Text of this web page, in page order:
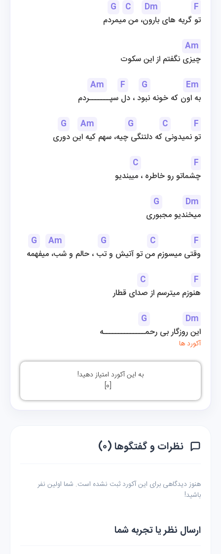
G
C Dm
F
تو گریه های بارون، من میمردم
Am
چیزی نگفتم از این سکوت
Am
F G
Em
به اون که خونه نبود ، دل سپـــــــردم
G
Am G C
F
تو نمیدونی که دلتنگی چیه، سهم کیه این دوری
C
F
چشماتو رو خاطره ، میبندیو
G
Dm
میخندیو مجبوری
G
Am G C
F
وقتی میسوزم من تو آتیش و تب ، حالم و شب، میفهمه
C
F
هنوزم میترسم از صدای قطار
G
Dm
این روزگار بی رحمــــــــــــــه
آکورد ها
به این آکورد امتیاز دهید!
[
0
]
نظرات و گفتگوها (۰)
هنوز دیدگاهی برای این آکورد ثبت نشده است. شما اولین نفر
باشید!
ارسال نظر یا تجربه شما